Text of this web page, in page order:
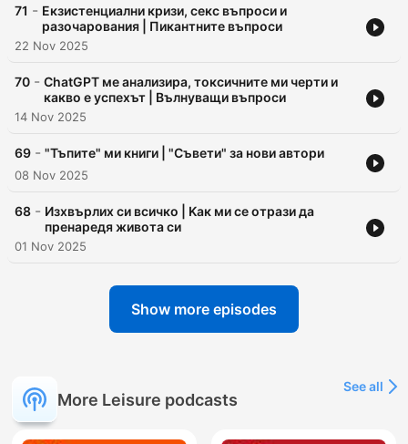
71 - Eкзистенциални кризи, секс въпроси и
разочарования | Пикантните въпроси
22 Nov 2025
70 - ChatGPT ме анализира, токсичните ми черти и
какво е успехът | Вълнуващи въпроси
14 Nov 2025
69 - "Тъпите" ми книги | "Съвети" за нови автори
08 Nov 2025
68 - Изхвърлих си всичко | Kак ми се отрази да
пренаредя живота си
01 Nov 2025
Show more episodes
More Leisure podcasts
See all